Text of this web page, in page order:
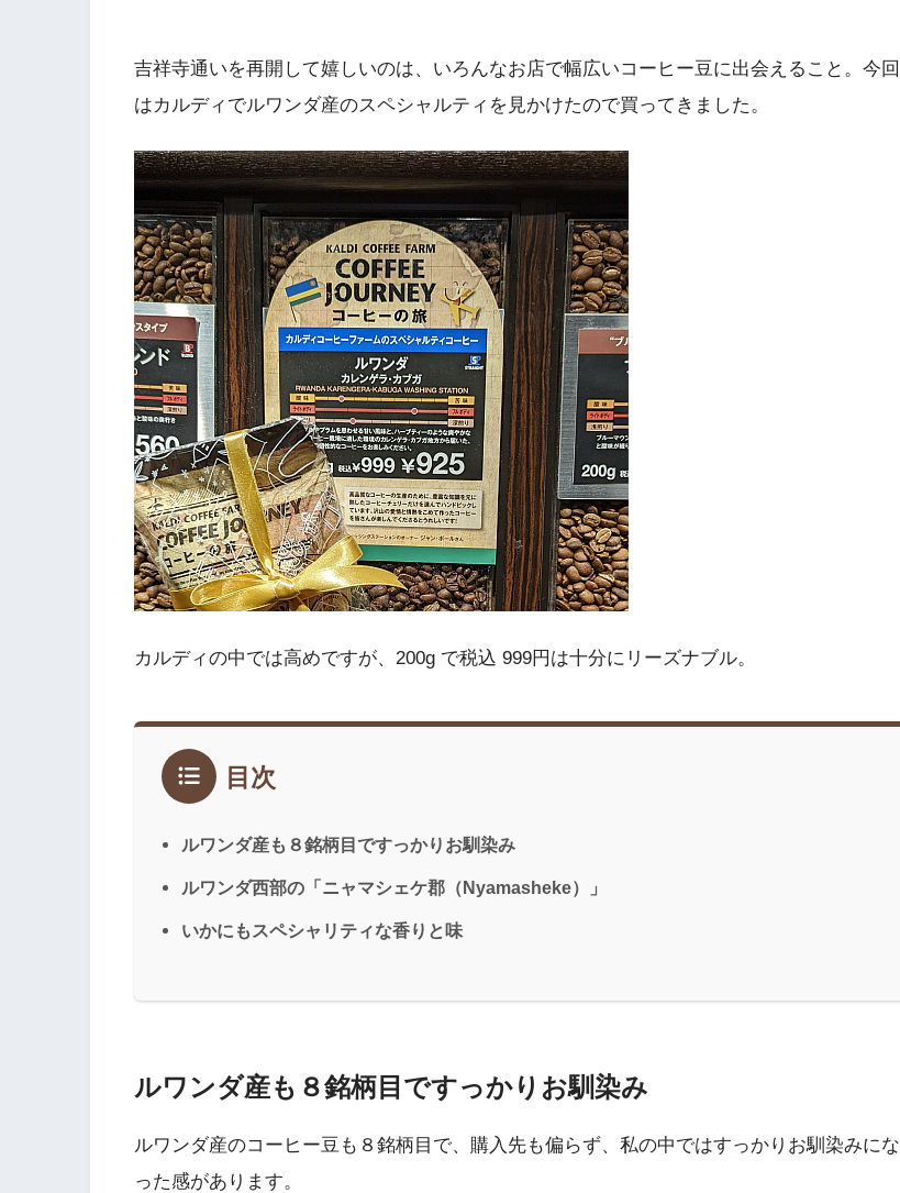
吉祥寺通いを再開して嬉しいのは、いろんなお店で幅広いコーヒー豆に出会えること。今回
はカルディでルワンダ産のスペシャルティを見かけたので買ってきました。
カルディの中では高めですが、200g で税込 999円は十分にリーズナブル。
目次
ルワンダ産も８銘柄目ですっかりお馴染み
ルワンダ西部の「ニャマシェケ郡（Nyamasheke）」
いかにもスペシャリティな香りと味
ルワンダ産も８銘柄目ですっかりお馴染み
ルワンダ産のコーヒー豆も８銘柄目で、購入先も偏らず、私の中ではすっかりお馴染みにな
った感があります。